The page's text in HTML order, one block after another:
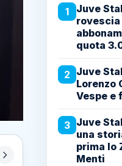
1
Juve
rovescia
quota
2 Juve
Lorenzo
Vespe e
3 Juve
una
prima lo
Menti